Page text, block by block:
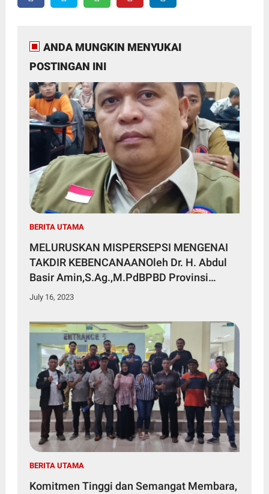
ANDA MUNGKIN MENYUKAI
POSTINGAN INI
BERITA UTAMA
MELURUSKAN MISPERSEPSI MENGENAI
TAKDIR KEBENCANAANOleh Dr. H. Abdul
Basir Amin,S.Ag.,M.PdBPBD Provinsi
Kepulauan Riau
July 16, 2023
BERITA UTAMA
Komitmen Tinggi dan Semangat Membara,